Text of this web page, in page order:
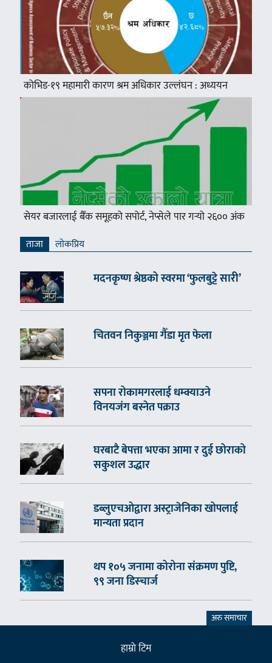
कोभिड-१९ महामारी कारण श्रम अधिकार उल्लंघन : अध्ययन
सेयर बजारलाई बैँक समूहको सपोर्ट, नेप्सेले पार गर्‍यो २६०० अंक
ताजा लाेकप्रिय
मदनकृष्ण श्रेष्ठको स्वरमा ‘फुलबुट्टे सारी’
चितवन निकुञ्जमा गैँडा मृत फेला
सपना रोकामगरलाई धम्क्याउने
विनयजंग बस्नेत पक्राउ
घरबाटै बेपत्ता भएका आमा र दुई छोराको
सकुशल उद्धार
डब्लुएचओद्वारा अस्ट्राजेनिका खोपलाई
मान्यता प्रदान
थप १०५ जनामा कोरोना संक्रमण पुष्टि,
९९ जना डिस्चार्ज
अरु समाचार
हाम्राे टिम